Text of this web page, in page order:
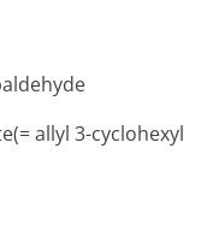
allyl 3-cyclohexyl